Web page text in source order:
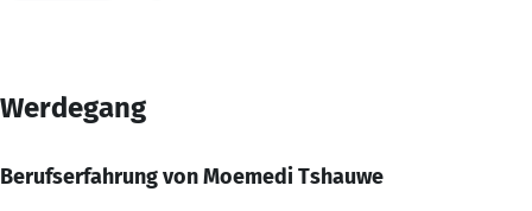
Werdegang
Berufserfahrung von Moemedi Tshauwe